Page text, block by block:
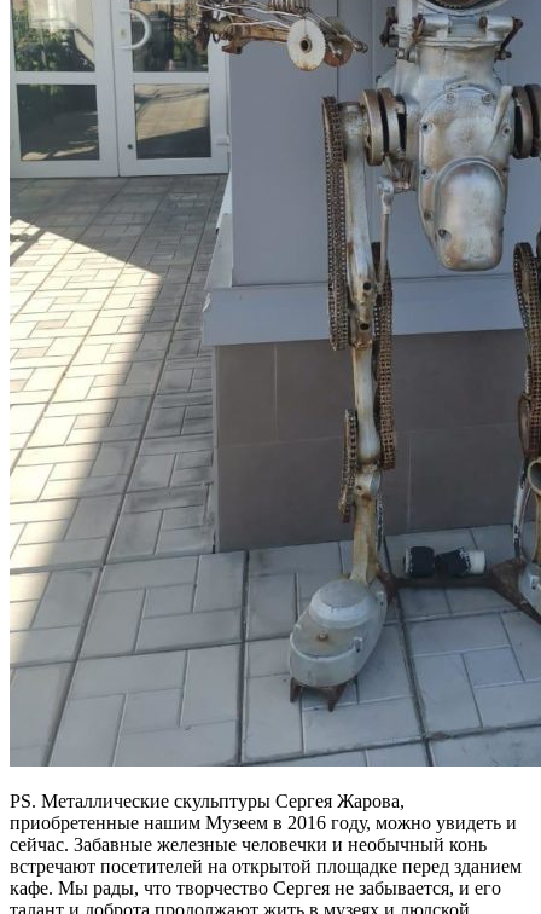
PS. Металлические скульптуры Сергея Жарова,
приобретенные нашим Музеем в 2016 году, можно увидеть и
сейчас. Забавные железные человечки и необычный конь
встрeчают посетителей на открытой площадке перед зданием
кафе. Мы рады, что творчество Сергея не забывается, и его
талант и доброта продолжают жить в музеях и людской